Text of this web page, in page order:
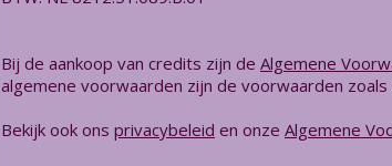
Bij de aankoop van credits zijn de Algemene
algemene voorwaarden zijn de voorwaarden
Bekijk ook ons privacybeleid en onze Algemene